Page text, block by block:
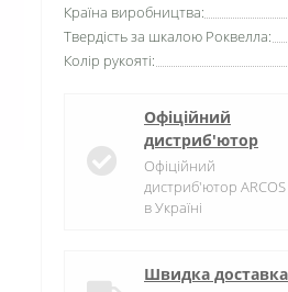
Країна виробництва:
Твердість за шкалою Роквелла:
Колір рукояті:
Офіційний
дистриб'ютор
Офіційний
дистриб'ютор ARCOS
в Україні
Швидка доставка